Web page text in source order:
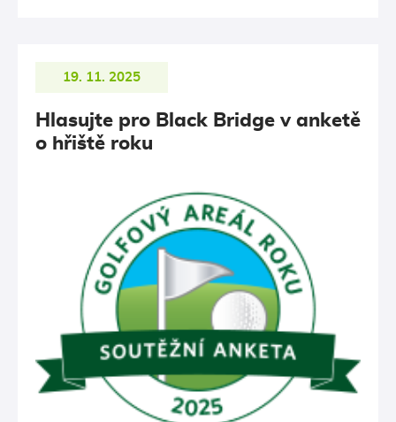
19. 11. 2025
Hlasujte pro Black Bridge v anketě
o hřiště roku